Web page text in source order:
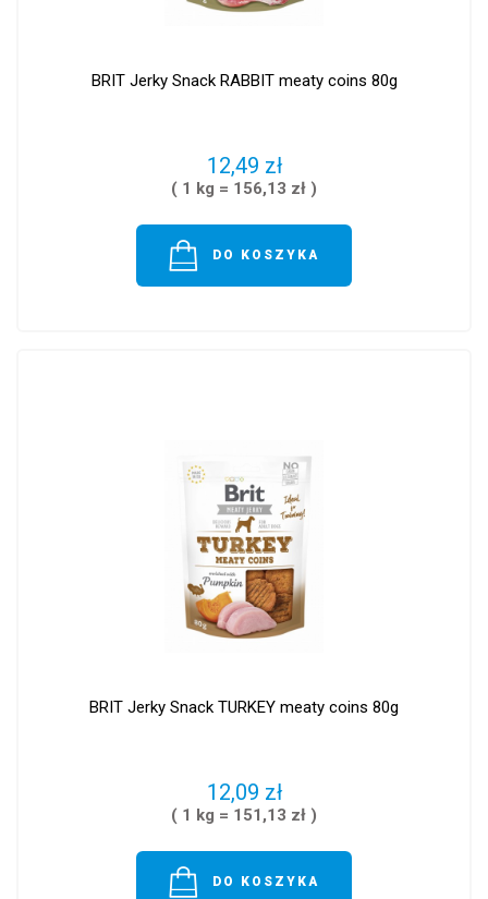
BRIT Jerky Snack RABBIT meaty coins 80g
12,49 zł
( 1 kg = 156,13 zł )
DO KOSZYKA
BRIT Jerky Snack TURKEY meaty coins 80g
12,09 zł
( 1 kg = 151,13 zł )
DO KOSZYKA